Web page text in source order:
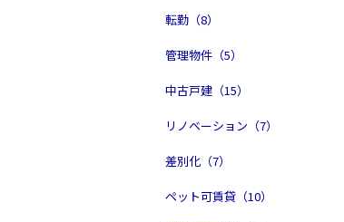
転勤（8）
管理物件（5）
中古戸建（15）
リノベーション（7）
差別化（7）
ペット可賃貸（10）